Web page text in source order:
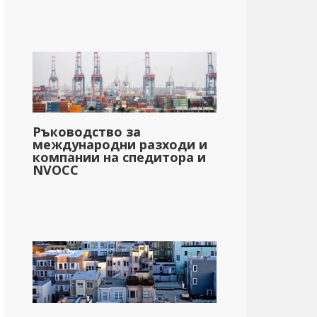
Ръководство за
международни разходи и
компании на спедитора и
NVOCC